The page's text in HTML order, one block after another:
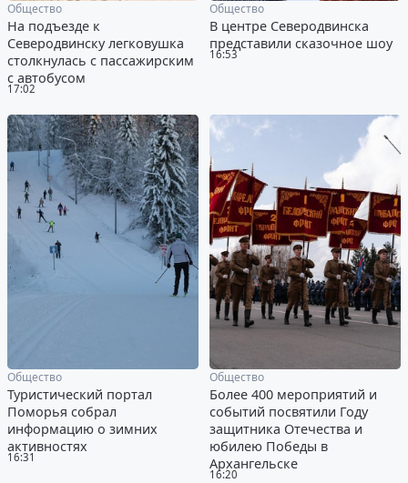
17:02
Общество
На подъезде к
Северодвинску легковушка
столкнулась с пассажирским
с автобусом
16:53
Общество
В центре Северодвинска
представили сказочное шоу
16:31
Общество
Туристический портал
Поморья собрал
информацию о зимних
активностях
16:20
Общество
Более 400 мероприятий и
событий посвятили Году
защитника Отечества и
юбилею Победы в
Архангельске